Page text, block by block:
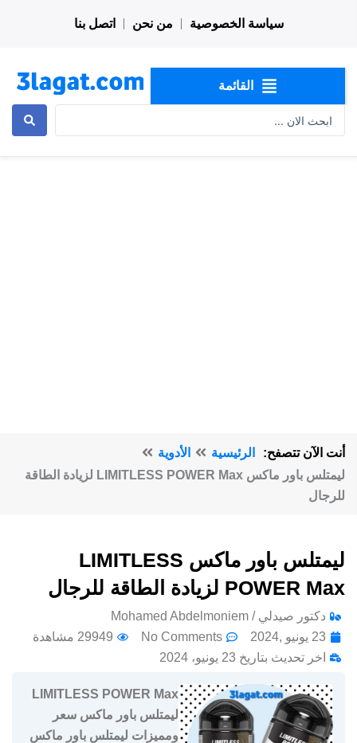
سياسة الخصوصية من نحن اتصل بنا
القائمة
أنت الآن تتصفح: الرئيسية
الأدوية
ليمتلس باور ماكس LIMITLESS POWER Max لزيادة الطاقة
للرجال
ليمتلس باور ماكس LIMITLESS
POWER Max لزيادة الطاقة للرجال
دكتور صيدلي / Mohamed Abdelmoniem
23 يونيو ,2024
No Comments
29949 مشاهدة
اخر تحديث بتاريخ 23 يونيو، 2024
LIMITLESS POWER Max
ليمتلس باور ماكس سعر
ومميزات ليمتلس باور ماكس